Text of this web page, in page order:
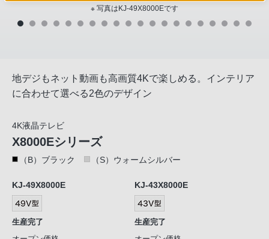
※ 写真はKJ-49X8000Eです
地デジもネット動画も高画質4Kで楽しめる。インテリア
に合わせて選べる2色のデザイン
4K液晶テレビ
X8000Eシリーズ
（B）ブラック （S）ウォームシルバー
KJ-49X8000E
生産完了
KJ-43X8000E
生産完了